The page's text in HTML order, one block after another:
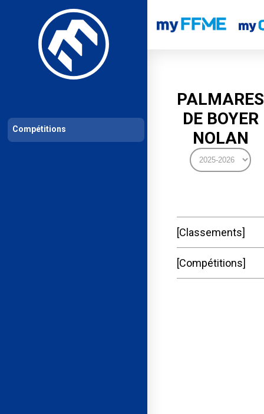
Les compétitions Calendrier de compétitions Classements
PALMARES
DE BOYER
NOLAN
Classements
Compétitions
Compétitions